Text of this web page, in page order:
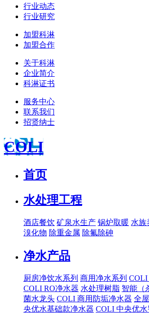
行业动态
行业研究
加盟科淋
加盟合作
关于科淋
企业简介
科淋证书
服务中心
联系我们
招贤纳士
COLI
首页
水处理工程
酒店餐饮 矿泉水生产 锅炉取暖 水族
溴化物 除重金属 除氟除砷
净水产品
厨房净饮水系列 商用净水系列 COLI
COLI RO净水器 水处理树脂 智能（
菌水龙头 COLI 商用防垢净水器 全
央优水基础款净水器 COLI 中央优